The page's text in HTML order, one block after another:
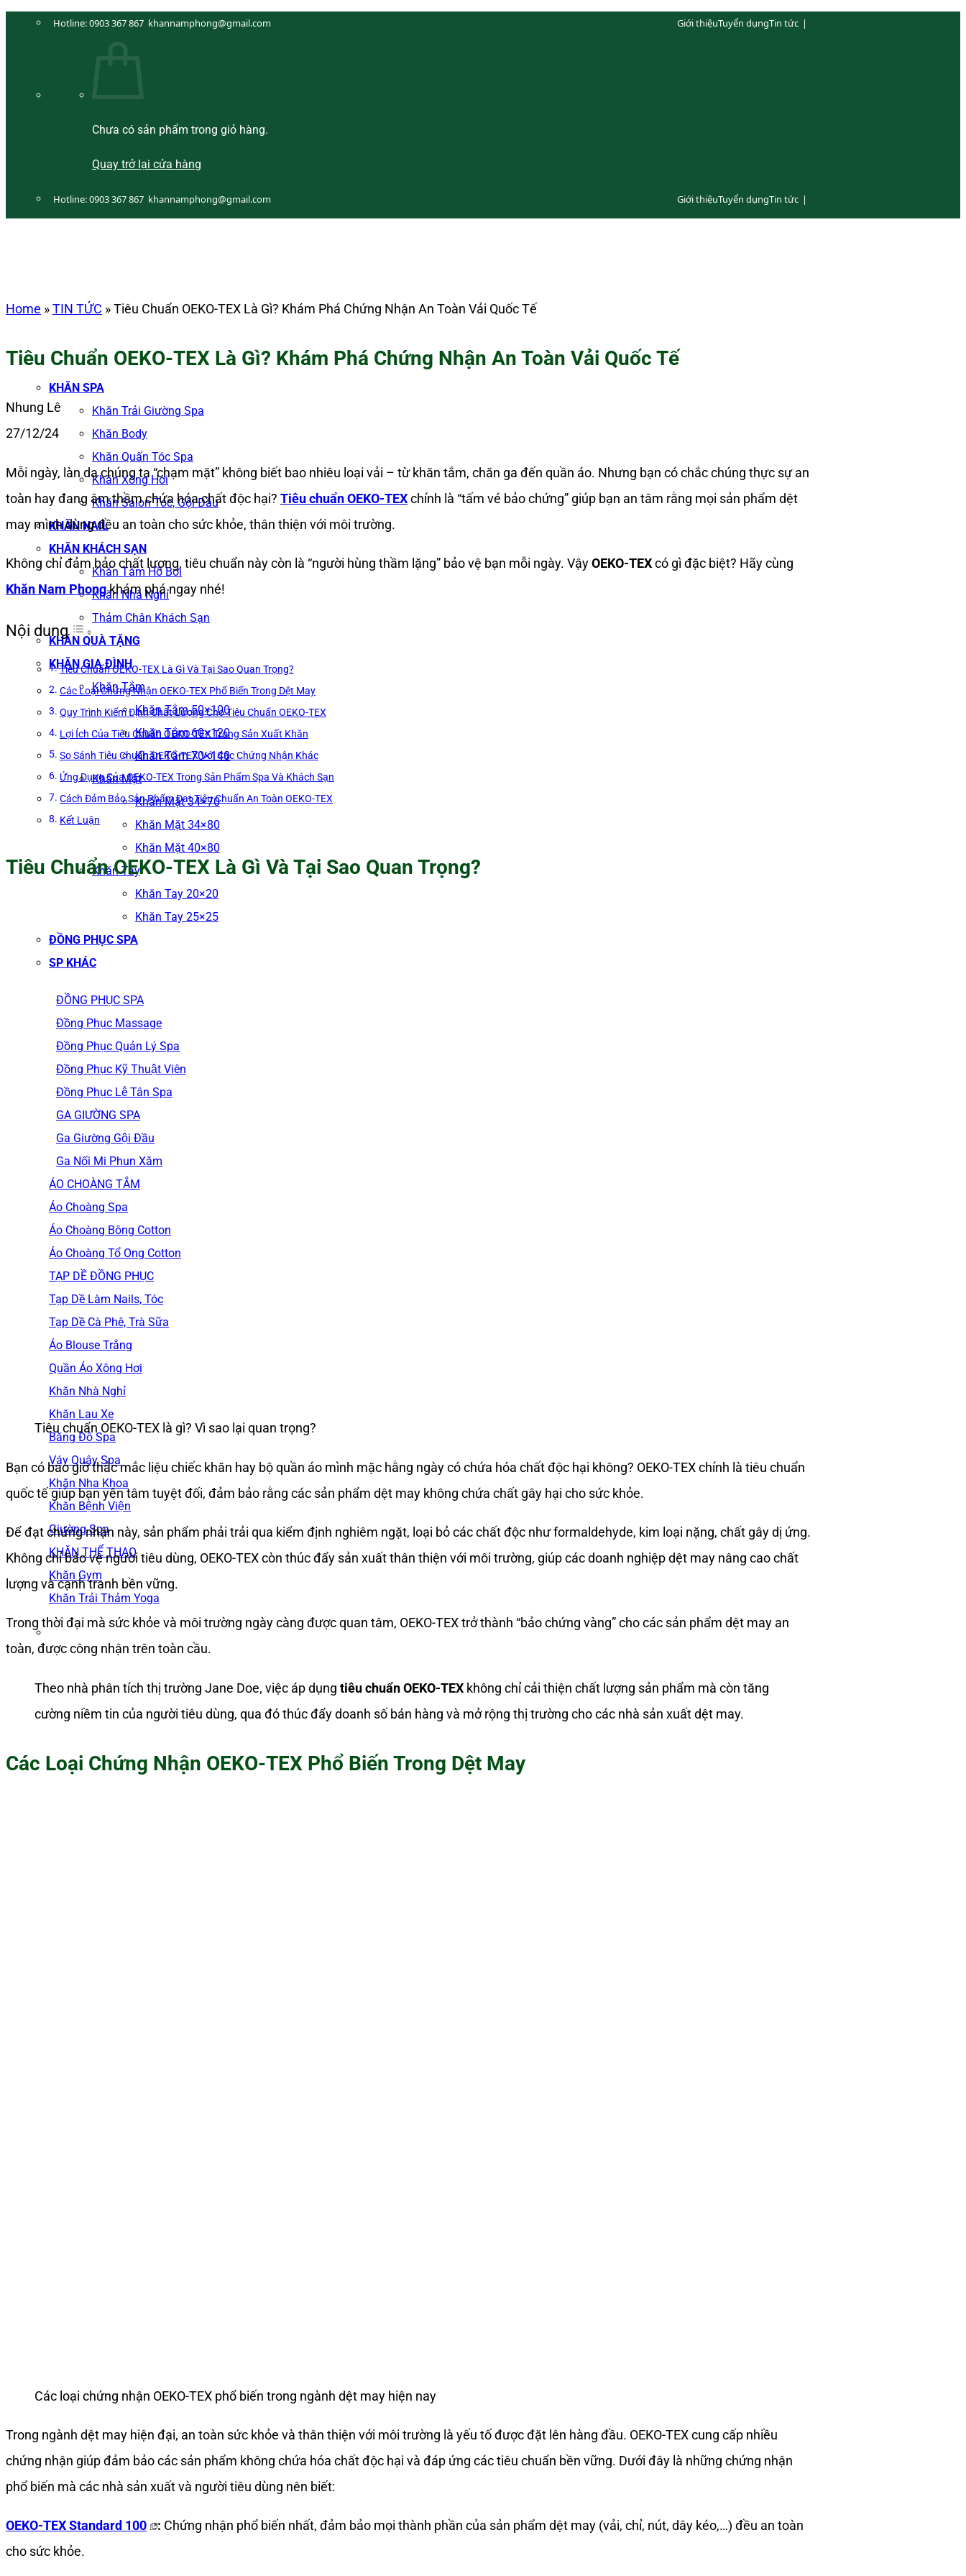
Hotline:0903 367 867 khannamphong@gmail.com Giới thiệuTuyển dụngTin tức |
Chưa có sản phẩm trong giỏ hàng.
Quay trở lại cửa hàng
Hotline:0903 367 867 khannamphong@gmail.com Giới thiệuTuyển dụngTin tức |
KHĂN SPA
Khăn Trải Giường Spa
Khăn Body
Khăn Quấn Tóc Spa
Khăn Xông Hơi
Khăn Salon Tóc, Gội Đầu
KHĂN NAIL
KHĂN KHÁCH SẠN
Khăn Tắm Hồ Bơi
Khăn Nhà Nghỉ
Thảm Chân Khách Sạn
KHĂN QUÀ TẶNG
KHĂN GIA ĐÌNH
Khăn Tắm
Khăn Tắm 50×100
Khăn Tắm 60×120
Khăn Tắm 70×140
Khăn Mặt
Khăn Mặt 34×70
Khăn Mặt 34×80
Khăn Mặt 40×80
Khăn Tay
Khăn Tay 20×20
Khăn Tay 25×25
ĐỒNG PHỤC SPA
SP KHÁC
ĐỒNG PHỤC SPA
Đồng Phục Massage
Đồng Phục Quản Lý Spa
Đồng Phục Kỹ Thuật Viên
Đồng Phục Lễ Tân Spa
GA GIƯỜNG SPA
Ga Giường Gội Đầu
Ga Nối Mi Phun Xăm
ÁO CHOÀNG TẮM
Áo Choàng Spa
Áo Choàng Bông Cotton
Áo Choàng Tổ Ong Cotton
TẠP DỀ ĐỒNG PHỤC
Tạp Dề Làm Nails, Tóc
Tạp Dề Cà Phê, Trà Sữa
Áo Blouse Trắng
Quần Áo Xông Hơi
Khăn Nhà Nghỉ
Khăn Lau Xe
Băng Đô Spa
Váy Quây Spa
Khăn Nha Khoa
Khăn Bệnh Viện
Giường Spa
KHĂN THỂ THAO
Khăn Gym
Khăn Trải Thảm Yoga
Home »TIN TỨC »Tiêu Chuẩn OEKO-TEX Là Gì? Khám Phá Chứng Nhận An Toàn Vải Quốc Tế
Tiêu Chuẩn OEKO-TEX Là Gì? Khám Phá Chứng Nhận An Toàn Vải Quốc Tế
Nhung Lê
27/12/24
Mỗi ngày, làn da chúng ta “chạm mặt” không biết bao nhiêu loại vải – từ khăn tắm, chăn ga đến quần áo. Nhưng bạn có chắc chúng thực sự an
toàn hay đang âm thầm chứa hóa chất độc hại? Tiêu chuẩn OEKO-TEXchính là “tấm vé bảo chứng” giúp bạn an tâm rằng mọi sản phẩm dệt
may mình dùng đều an toàn cho sức khỏe, thân thiện với môi trường.
Không chỉ đảm bảo chất lượng, tiêu chuẩn này còn là “người hùng thầm lặng” bảo vệ bạn mỗi ngày. VậyOEKO-TEXcó gì đặc biệt? Hãy cùng
Khăn Nam Phongkhám phá ngay nhé!
Nội dung
Tiêu Chuẩn OEKO-TEX Là Gì Và Tại Sao Quan Trọng?
Các Loại Chứng Nhận OEKO-TEX Phổ Biến Trong Dệt May
Quy Trình Kiểm Định Chất Lượng Cho Tiêu Chuẩn OEKO-TEX
Lợi Ích Của Tiêu Chuẩn OEKO-TEX Trong Sản Xuất Khăn
So Sánh Tiêu Chuẩn OEKO-TEX Với Các Chứng Nhận Khác
Ứng Dụng Của OEKO-TEX Trong Sản Phẩm Spa Và Khách Sạn
Cách Đảm Bảo Sản Phẩm Đạt Tiêu Chuẩn An Toàn OEKO-TEX
Kết Luận
Tiêu Chuẩn OEKO-TEX Là Gì Và Tại Sao Quan Trọng?
Tiêu chuẩn OEKO-TEX là gì? Vì sao lại quan trọng?
Bạn có bao giờ thắc mắc liệu chiếc khăn hay bộ quần áo mình mặc hằng ngày có chứa hóa chất độc hại không? OEKO-TEX chính là tiêu chuẩn
quốc tế giúp bạn yên tâm tuyệt đối, đảm bảo rằng các sản phẩm dệt may không chứa chất gây hại cho sức khỏe.
Để đạt chứng nhận này, sản phẩm phải trải qua kiểm định nghiêm ngặt, loại bỏ các chất độc như formaldehyde, kim loại nặng, chất gây dị ứng.
Không chỉ bảo vệ người tiêu dùng, OEKO-TEX còn thúc đẩy sản xuất thân thiện với môi trường, giúp các doanh nghiệp dệt may nâng cao chất
lượng và cạnh tranh bền vững.
Trong thời đại mà sức khỏe và môi trường ngày càng được quan tâm, OEKO-TEX trở thành “bảo chứng vàng” cho các sản phẩm dệt may an
toàn, được công nhận trên toàn cầu.
Theo nhà phân tích thị trường Jane Doe, việc áp dụng tiêu chuẩn OEKO-TEX không chỉ cải thiện chất lượng sản phẩm mà còn tăng
cường niềm tin của người tiêu dùng, qua đó thúc đẩy doanh số bán hàng và mở rộng thị trường cho các nhà sản xuất dệt may.
Các Loại Chứng Nhận OEKO-TEX Phổ Biến Trong Dệt May
Các loại chứng nhận OEKO-TEX phổ biến trong ngành dệt may hiện nay
Trong ngành dệt may hiện đại, an toàn sức khỏe và thân thiện với môi trường là yếu tố được đặt lên hàng đầu. OEKO-TEX cung cấp nhiều
chứng nhận giúp đảm bảo các sản phẩm không chứa hóa chất độc hại và đáp ứng các tiêu chuẩn bền vững. Dưới đây là những chứng nhận
phổ biến mà các nhà sản xuất và người tiêu dùng nên biết:
OEKO-TEX Standard 100 : Chứng nhận phổ biến nhất, đảm bảo mọi thành phần của sản phẩm dệt may (vải, chỉ, nút, dây kéo,…) đều an toàn
cho sức khỏe.